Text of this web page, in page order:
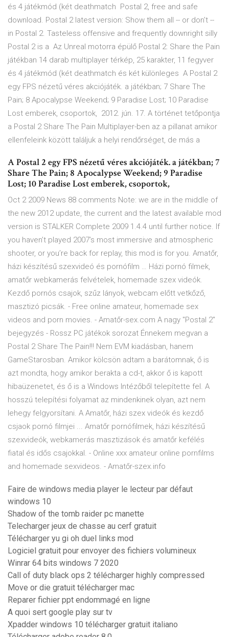
és 4 játékmód (két deathmatch Postal 2, free and safe
download. Postal 2 latest version: Show them all -- or don't --
in Postal 2. Tasteless offensive and frequently downright silly
Postal 2 is a Az Unreal motorra épülő Postal 2: Share the Pain
játékban 14 darab multiplayer térkép, 25 karakter, 11 fegyver
és 4 játékmód (két deathmatch és két különleges A Postal 2
egy FPS nézetű véres akciójáték. a játékban; 7 Share The
Pain; 8 Apocalypse Weekend; 9 Paradise Lost; 10 Paradise
Lost emberek, csoportok, 2012. jún. 17. A történet tetőpontja
a Postal 2 Share The Pain Multiplayer-ben az a pillanat amikor
ellenfeleink között találjuk a helyi rendőrséget, de más a
A Postal 2 egy FPS nézetű véres akciójáték. a játékban; 7
Share The Pain; 8 Apocalypse Weekend; 9 Paradise
Lost; 10 Paradise Lost emberek, csoportok,
Oct 2 2009 News 88 comments Note: we are in the middle of
the new 2012 update, the current and the latest available mod
version is STALKER Complete 2009 1.4.4 until further notice. If
you haven’t played 2007’s most immersive and atmospheric
shooter, or you’re back for replay, this mod is for you. Amatőr,
házi készítésű szexvideó és pornófilm … Házi pornó filmek,
amatőr webkamerás felvételek, homemade szex videók.
Kezdő pornós csajok, szűz lányok, webcam előtt vetkőző,
masztizó picsák. - Free online amateur, homemade sex
videos and porn movies. - Amatőr-sex.com A nagy "Postal 2"
bejegyzés - Rossz PC játékok sorozat Énnekem megvan a
Postal 2 Share The Pain!!! Nem EVM kiadásban, hanem
GameStarosban. Amikor kölcsön adtam a barátomnak, ő is
azt mondta, hogy amikor berakta a cd-t, akkor ő is kapott
hibaüzenetet, és ő is a Windows Intézőből telepítette fel. A
hosszú telepítési folyamat az mindenkinek olyan, azt nem
lehegy felgyorsítani. A Amatőr, házi szex videók és kezdő
csjaok pornó filmjei ... Amatőr pornófilmek, házi készítésű
szexvideók, webkamerás masztizások és amatőr kefélés
fiatal és idős csajokkal. - Online xxx amateur online pornfilms
and homemade sexvideos. - Amatőr-szex.info
Faire de windows media player le lecteur par défaut
windows 10
Shadow of the tomb raider pc manette
Telecharger jeux de chasse au cerf gratuit
Télécharger yu gi oh duel links mod
Logiciel gratuit pour envoyer des fichiers volumineux
Winrar 64 bits windows 7 2020
Call of duty black ops 2 télécharger highly compressed
Move or die gratuit télécharger mac
Reparer fichier ppt endommagé en ligne
A quoi sert google play sur tv
Xpadder windows 10 télécharger gratuit italiano